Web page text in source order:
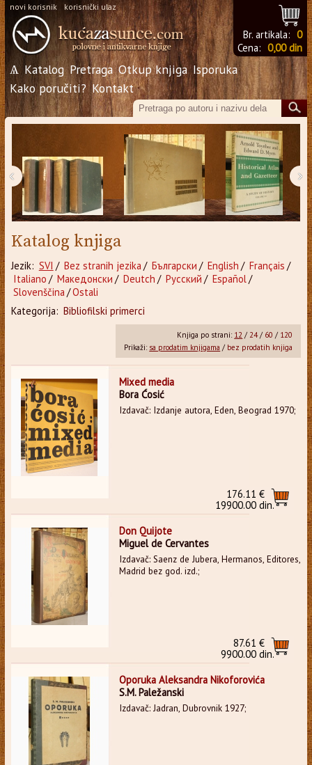
novi korisnik korisnički ulaz
Br. artikala: 0
Cena: 0,00 din
Ѧ Katalog Pretraga Otkup knjiga Isporuka
Kako poručiti? Kontakt
‹ ›
Katalog knjiga
Jezik: SVI / Bez stranih jezika / Български / English / Français /
Italiano / Македонски / Deutch / Русский / Español/
Slovenščina /Ostali
Kategorija: Bibliofilski primerci
Knjiga po strani: 12 /24/ 60 / 120
Prikaži: sa prodatim knjigama / bez prodatih knjiga
Mixed media
Bora Ćosić
Izdavač: Izdanje autora, Eden, Beograd 1970;
176.11 €
19900.00 din.
Don Quijote
Miguel de Cervantes
Izdavač: Saenz de Jubera, Hermanos, Editores,
Madrid bez god. izd.;
87.61 €
9900.00 din.
Oporuka Aleksandra Nikoforovića
S.M. Paležanski
Izdavač: Jadran, Dubrovnik 1927;